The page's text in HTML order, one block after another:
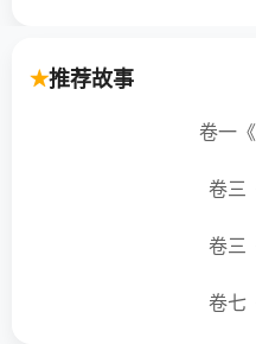
热烈的讨论会在举行着！
"各位女士、先生，我
推荐故事
卷一
卷三
卷三
卷七